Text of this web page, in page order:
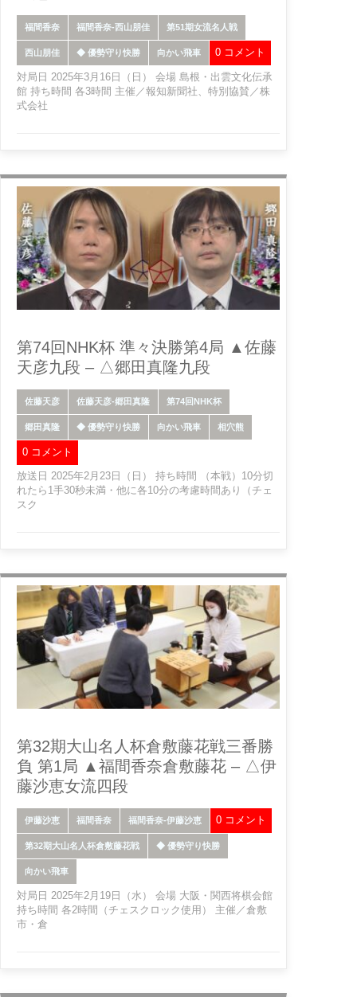
福間香奈 福間香奈-西山朋佳 第51期女流名人戦
西山朋佳 ◆ 優勢守り快勝 向かい飛車 0 コメント
対局日 2025年3月16日（日） 会場 島根・出雲文化伝承
館 持ち時間 各3時間 主催／報知新聞社、特別協賛／株
式会社
第74回NHK杯 準々決勝第4局 ▲佐藤
天彦九段 – △郷田真隆九段
佐藤天彦 佐藤天彦-郷田真隆 第74回NHK杯
郷田真隆 ◆ 優勢守り快勝 向かい飛車 相穴熊
0 コメント
放送日 2025年2月23日（日） 持ち時間 （本戦）10分切
れたら1手30秒未満・他に各10分の考慮時間あり（チェ
スク
第32期大山名人杯倉敷藤花戦三番勝
負 第1局 ▲福間香奈倉敷藤花 – △伊
藤沙恵女流四段
伊藤沙恵 福間香奈 福間香奈-伊藤沙恵
第32期大山名人杯倉敷藤花戦 ◆ 優勢守り快勝
向かい飛車
0 コメント
対局日 2025年2月19日（水） 会場 大阪・関西将棋会館
持ち時間 各2時間（チェスクロック使用） 主催／倉敷
市・倉